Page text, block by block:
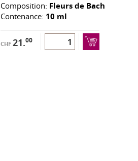
Composition: Fleurs de Bach
Contenance: 10 ml
CHF 21.00